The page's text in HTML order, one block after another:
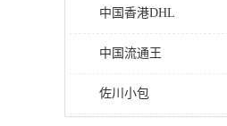
中国香港DHL
中国流通王
佐川小包